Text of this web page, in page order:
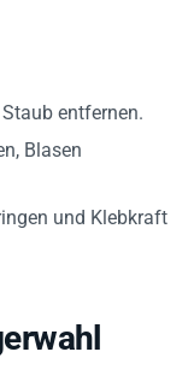
entfernen.
Blasen
und Klebkraft